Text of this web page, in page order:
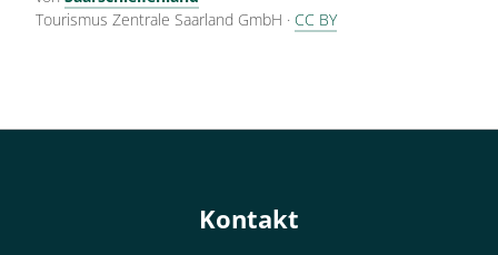
Tourismus Zentrale Saarland GmbH · CC BY
Kontakt